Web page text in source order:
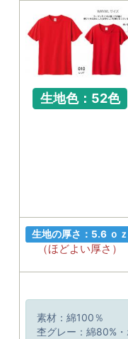
生地色：52色
生地の厚さ：5.6 ｏｚ
（ほどよい厚さ）
素材：綿100％
杢グレー：綿80%